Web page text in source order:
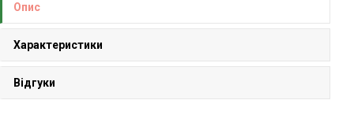
Опис
Характеристики
Відгуки